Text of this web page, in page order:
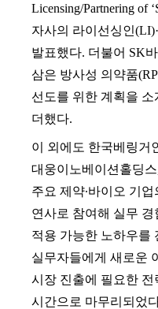
Licensing/Partnering of
자사의 라이선싱인(LI)
발표했다. 더불어 SK
삼은 방사성 의약품
선도를 위한 계획을
더했다.
이 외에도 한국베링거
대웅이노베이션홀딩스
주요 제약∙바이오 기업
연사로 참여해 실무
적용 가능한 노하우를
실무자들에게 새로운
시장 진출에 필요한
시간으로 마무리되었